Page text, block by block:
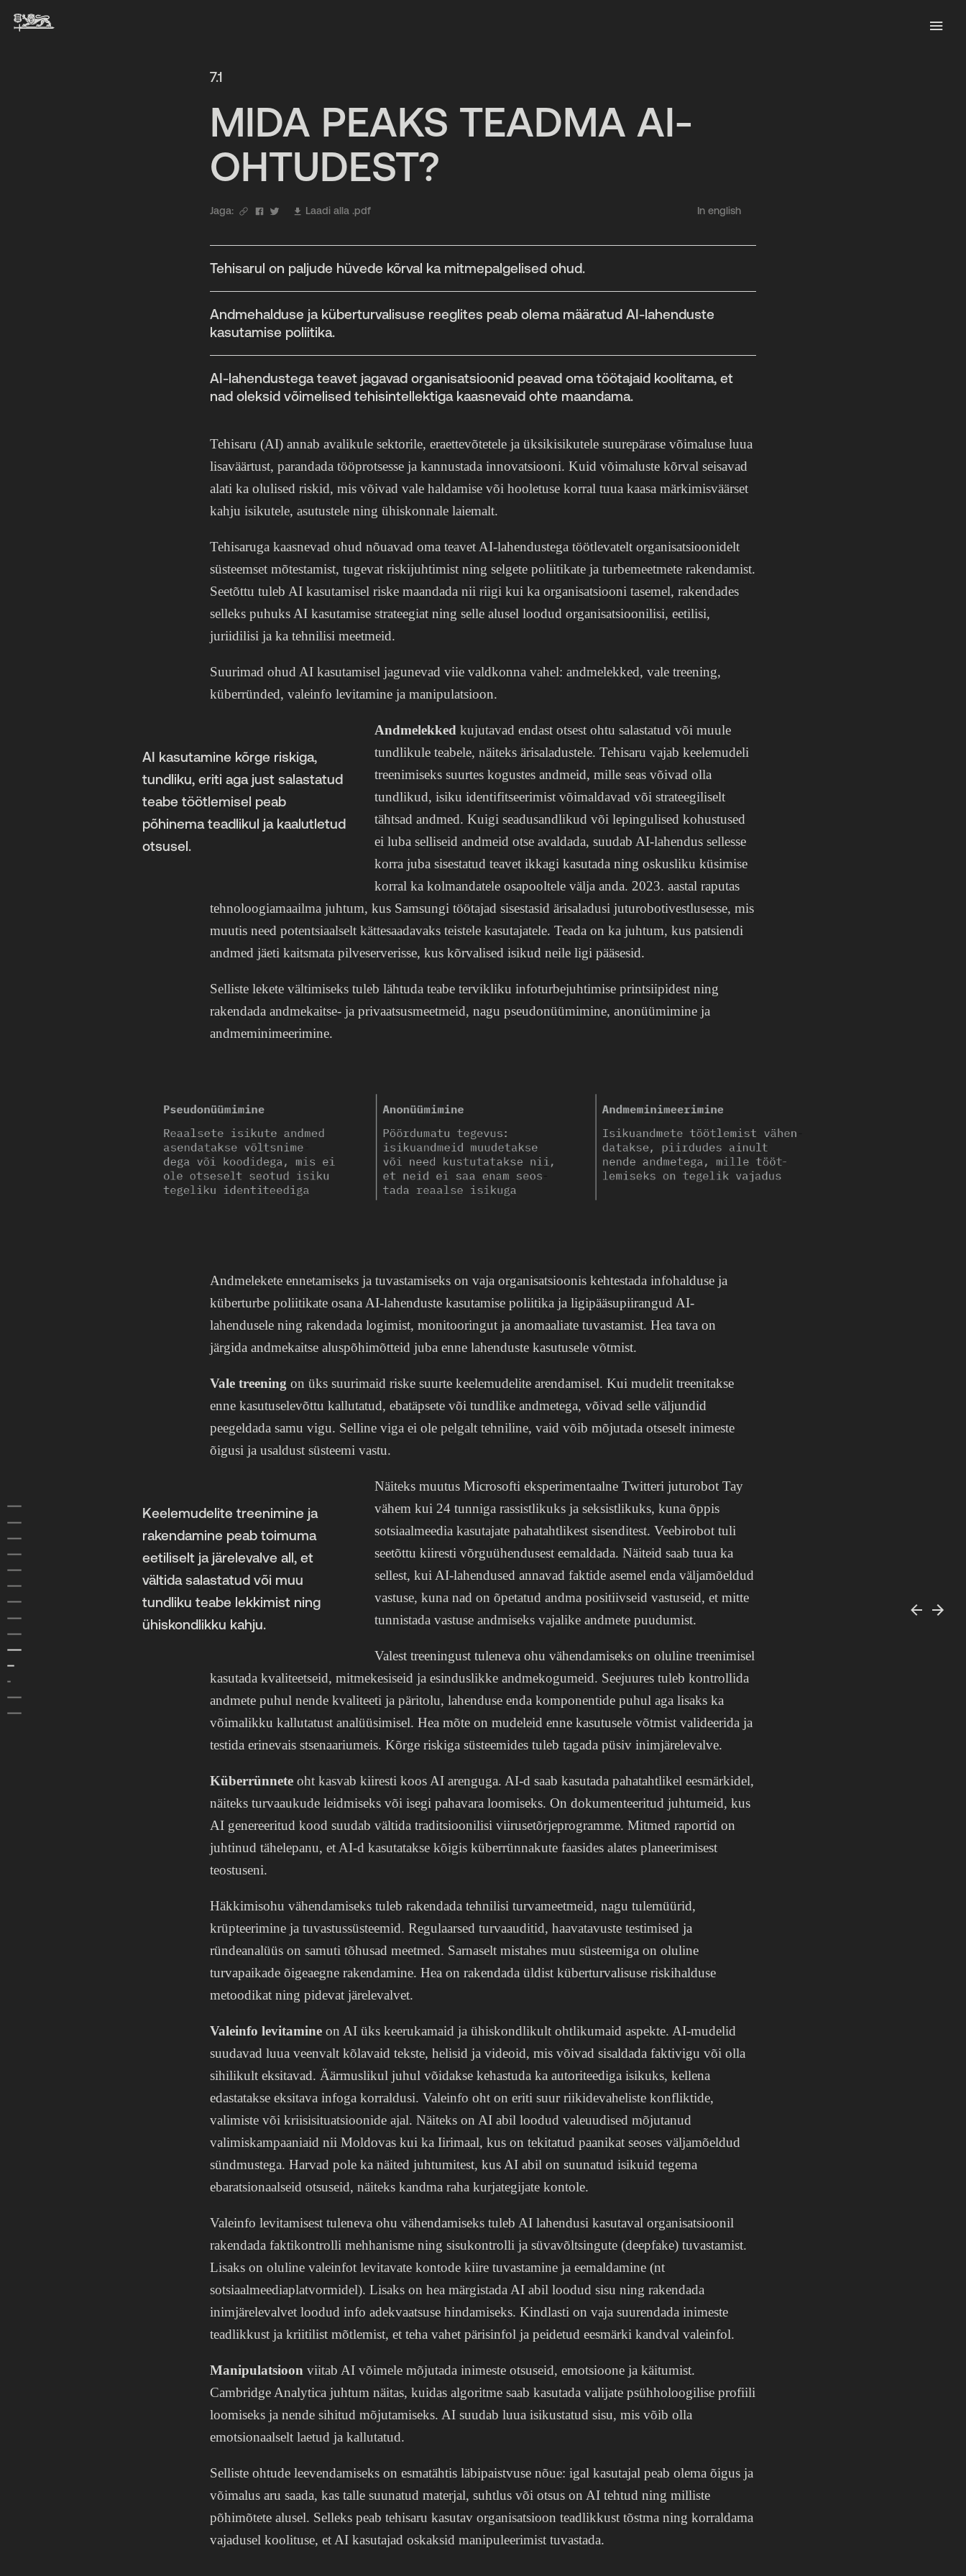
1 VENEMAA VÄLISPOLIITIKA
3 VENEMAA SISEPOLIITIKA
4 VENEMAA ERITEENISTUSED
7.2 Salastatud teabe kaitsja peab oskama riske hinnata
7.1
MIDA PEAKS TEADMA AI-
OHTUDEST?
Jaga: Laadi alla .pdf In english
Tehisarul on paljude hüvede kõrval ka mitmepalgelised ohud.
Andmehalduse ja küberturvalisuse reeglites peab olema määratud AI-lahenduste
kasutamise poliitika.
AI-lahendustega teavet jagavad organisatsioonid peavad oma töötajaid koolitama, et
nad oleksid võimelised tehisintellektiga kaasnevaid ohte maandama.
Tehisaru (AI) annab avalikule sektorile, eraettevõtetele ja üksikisikutele suurepärase võimaluse luua
lisaväärtust, parandada tööprotsesse ja kannustada innovatsiooni. Kuid võimaluste kõrval seisavad
alati ka olulised riskid, mis võivad vale haldamise või hooletuse korral tuua kaasa märkimisväärset
kahju isikutele, asutustele ning ühiskonnale laiemalt.
Tehisaruga kaasnevad ohud nõuavad oma teavet AI-lahendustega töötlevatelt organisatsioonidelt
süsteemset mõtestamist, tugevat riskijuhtimist ning selgete poliitikate ja turbemeetmete rakendamist.
Seetõttu tuleb AI kasutamisel riske maandada nii riigi kui ka organisatsiooni tasemel, rakendades
selleks puhuks AI kasutamise strateegiat ning selle alusel loodud organisatsioonilisi, eetilisi,
juriidilisi ja ka tehnilisi meetmeid.
Suurimad ohud AI kasutamisel jagunevad viie valdkonna vahel: andmelekked, vale treening,
küberründed, valeinfo levitamine ja manipulatsioon.
AI kasutamine kõrge riskiga,
tundliku, eriti aga just salastatud
teabe töötlemisel peab
põhinema teadlikul ja kaalutletud
otsusel.
Andmelekkedkujutavad endast otsest ohtu salastatud või muule
tundlikule teabele, näiteks ärisaladustele. Tehisaru vajab keelemudeli
treenimiseks suurtes kogustes andmeid, mille seas võivad olla
tundlikud, isiku identifitseerimist võimaldavad või strateegiliselt
tähtsad andmed. Kuigi seadusandlikud või lepingulised kohustused
ei luba selliseid andmeid otse avaldada, suudab AI-lahendus sellesse
korra juba sisestatud teavet ikkagi kasutada ning oskusliku küsimise
korral ka kolmandatele osapooltele välja anda. 2023. aastal raputas
tehnoloogiamaailma juhtum, kus Samsungi töötajad sisestasid ärisaladusi juturobotivestlusesse, mis
muutis need potentsiaalselt kättesaadavaks teistele kasutajatele. Teada on ka juhtum, kus patsiendi
andmed jäeti kaitsmata pilveserverisse, kus kõrvalised isikud neile ligi pääsesid.
Selliste lekete vältimiseks tuleb lähtuda teabe tervikliku infoturbejuhtimise printsiipidest ning
rakendada andmekaitse- ja privaatsusmeetmeid, nagu pseudonüümimine, anonüümimine ja
andmeminimeerimine.
Andmelekete ennetamiseks ja tuvastamiseks on vaja organisatsioonis kehtestada infohalduse ja
küberturbe poliitikate osana AI-lahenduste kasutamise poliitika ja ligipääsupiirangud AI-
lahendusele ning rakendada logimist, monitooringut ja anomaaliate tuvastamist. Hea tava on
järgida andmekaitse aluspõhimõtteid juba enne lahenduste kasutusele võtmist.
Vale treening on üks suurimaid riske suurte keelemudelite arendamisel. Kui mudelit treenitakse
enne kasutuselevõttu kallutatud, ebatäpsete või tundlike andmetega, võivad selle väljundid
peegeldada samu vigu. Selline viga ei ole pelgalt tehniline, vaid võib mõjutada otseselt inimeste
õigusi ja usaldust süsteemi vastu.
Keelemudelite treenimine ja
rakendamine peab toimuma
eetiliselt ja järelevalve all, et
vältida salastatud või muu
tundliku teabe lekkimist ning
ühiskondlikku kahju.
Näiteks muutus Microsofti eksperimentaalne Twitteri juturobot Tay
vähem kui 24 tunniga rassistlikuks ja seksistlikuks, kuna õppis
sotsiaalmeedia kasutajate pahatahtlikest sisenditest. Veebirobot tuli
seetõttu kiiresti võrguühendusest eemaldada. Näiteid saab tuua ka
sellest, kui AI-lahendused annavad faktide asemel enda väljamõeldud
vastuse, kuna nad on õpetatud andma positiivseid vastuseid, et mitte
tunnistada vastuse andmiseks vajalike andmete puudumist.
Valest treeningust tuleneva ohu vähendamiseks on oluline treenimisel
kasutada kvaliteetseid, mitmekesiseid ja esinduslikke andmekogumeid. Seejuures tuleb kontrollida
andmete puhul nende kvaliteeti ja päritolu, lahenduse enda komponentide puhul aga lisaks ka
võimalikku kallutatust analüüsimisel. Hea mõte on mudeleid enne kasutusele võtmist valideerida ja
testida erinevais stsenaariumeis. Kõrge riskiga süsteemides tuleb tagada püsiv inimjärelevalve.
Küberrünnete oht kasvab kiiresti koos AI arenguga. AI-d saab kasutada pahatahtlikel eesmärkidel,
näiteks turvaaukude leidmiseks või isegi pahavara loomiseks. On dokumenteeritud juhtumeid, kus
AI genereeritud kood suudab vältida traditsioonilisi viirusetõrjeprogramme. Mitmed raportid on
juhtinud tähelepanu, et AI-d kasutatakse kõigis küberrünnakute faasides alates planeerimisest
teostuseni.
Häkkimisohu vähendamiseks tuleb rakendada tehnilisi turvameetmeid, nagu tulemüürid,
krüpteerimine ja tuvastussüsteemid. Regulaarsed turvaauditid, haavatavuste testimised ja
ründeanalüüs on samuti tõhusad meetmed. Sarnaselt mistahes muu süsteemiga on oluline
turvapaikade õigeaegne rakendamine. Hea on rakendada üldist küberturvalisuse riskihalduse
metoodikat ning pidevat järelevalvet.
Valeinfo levitamine on AI üks keerukamaid ja ühiskondlikult ohtlikumaid aspekte. AI-mudelid
suudavad luua veenvalt kõlavaid tekste, helisid ja videoid, mis võivad sisaldada faktivigu või olla
sihilikult eksitavad. Äärmuslikul juhul võidakse kehastuda ka autoriteediga isikuks, kellena
edastatakse eksitava infoga korraldusi. Valeinfo oht on eriti suur riikidevaheliste konfliktide,
valimiste või kriisisituatsioonide ajal. Näiteks on AI abil loodud valeuudised mõjutanud
valimiskampaaniaid nii Moldovas kui ka Iirimaal, kus on tekitatud paanikat seoses väljamõeldud
sündmustega. Harvad pole ka näited juhtumitest, kus AI abil on suunatud isikuid tegema
ebaratsionaalseid otsuseid, näiteks kandma raha kurjategijate kontole.
Valeinfo levitamisest tuleneva ohu vähendamiseks tuleb AI lahendusi kasutaval organisatsioonil
rakendada faktikontrolli mehhanisme ning sisukontrolli ja süvavõltsingute (deepfake) tuvastamist.
Lisaks on oluline valeinfot levitavate kontode kiire tuvastamine ja eemaldamine (nt
sotsiaalmeediaplatvormidel). Lisaks on hea märgistada AI abil loodud sisu ning rakendada
inimjärelevalvet loodud info adekvaatsuse hindamiseks. Kindlasti on vaja suurendada inimeste
teadlikkust ja kriitilist mõtlemist, et teha vahet pärisinfol ja peidetud eesmärki kandval valeinfol.
Manipulatsioon viitab AI võimele mõjutada inimeste otsuseid, emotsioone ja käitumist.
Cambridge Analytica juhtum näitas, kuidas algoritme saab kasutada valijate psühholoogilise profiili
loomiseks ja nende sihitud mõjutamiseks. AI suudab luua isikustatud sisu, mis võib olla
emotsionaalselt laetud ja kallutatud.
Selliste ohtude leevendamiseks on esmatähtis läbipaistvuse nõue: igal kasutajal peab olema õigus ja
võimalus aru saada, kas talle suunatud materjal, suhtlus või otsus on AI tehtud ning milliste
põhimõtete alusel. Selleks peab tehisaru kasutav organisatsioon teadlikkust tõstma ning korraldama
vajadusel koolituse, et AI kasutajad oskaksid manipuleerimist tuvastada.